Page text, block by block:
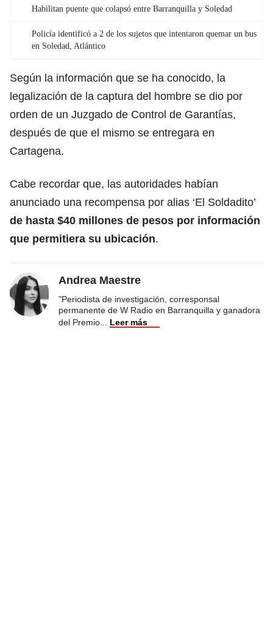
Habilitan puente que colapsó entre Barranquilla y Soledad
Policía identificó a 2 de los sujetos que intentaron quemar un bus
en Soledad, Atlántico
Según la información que se ha conocido, la
legalización de la captura del hombre se dio por
orden de un Juzgado de Control de Garantías,
después de que el mismo se entregara en
Cartagena.
Cabe recordar que, las autoridades habían
anunciado una recompensa por alias ‘El Soldadito’
de hasta $40 millones de pesos por información
que permitiera su ubicación.
Andrea Maestre
"Periodista de investigación, corresponsal
permanente de W Radio en Barranquilla y ganadora
del Premio
Leer más